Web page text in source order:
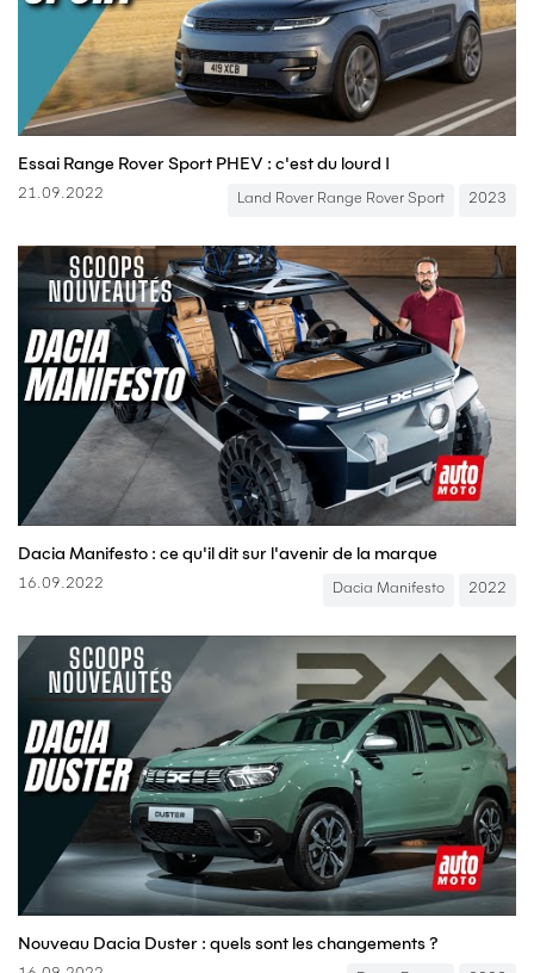
Essai Range Rover Sport PHEV : c'est du lourd !
21.09.2022 Land Rover Range Rover Sport 2023
Dacia Manifesto : ce qu'il dit sur l'avenir de la marque
16.09.2022 Dacia Manifesto 2022
Nouveau Dacia Duster : quels sont les changements ?